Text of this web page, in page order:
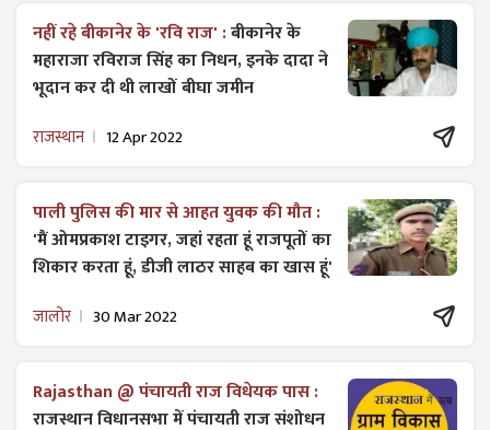
नहीं रहे बीकानेर के 'रवि राज' :बीकानेर के
महाराजा रविराज सिंह का निधन, इनके दादा ने
भूदान कर दी थी लाखों बीघा जमीन
राजस्थान 12 Apr 2022
पाली पुलिस की मार से आहत युवक की मौत :
'मैं ओमप्रकाश टाइगर, जहां रहता हूं राजपूतों का
शिकार करता हूं, डीजी लाठर साहब का खास हूं'
जालोर 30 Mar 2022
Rajasthan @ पंचायती राज विधेयक पास :
राजस्थान विधानसभा में पंचायती राज ​संशोधन